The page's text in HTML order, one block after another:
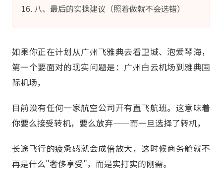
八、最后的实操建议（照着做就不会选错）
如果你正在计划从广州飞雅典去看卫城、泡爱琴海，
第一个要面对的现实问题是：广州白云机场到雅典国
际机场，
目前没有任何一家航空公司开有直飞航班。这意味着
你要么接受转机，要么放弃——而一旦选择了转机，
长途飞行的疲惫感就会成倍放大，这时候商务舱就不
再是什么"奢侈享受"，而是实打实的刚需。